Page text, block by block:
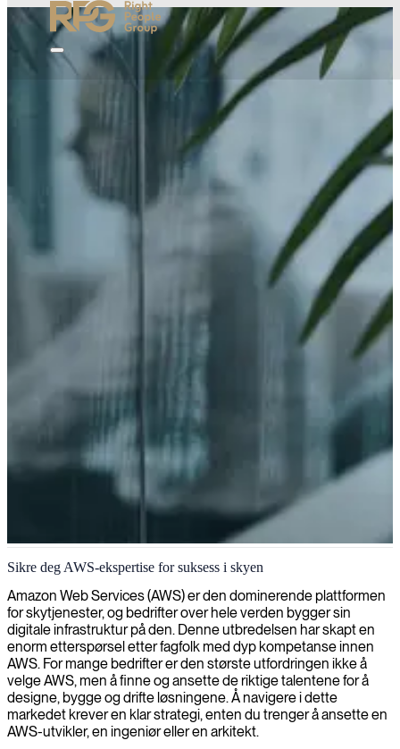
AWS-sertifisert utviklerkompetanse
Vi tilbyr sertifiserte AWS-utviklere for å optimalisere dine
skyløsninger og akselerere utvikling i Amazon Web Services-
miljøer.
Sikre deg AWS-ekspertise for suksess i skyen
Amazon Web Services (AWS) er den dominerende plattformen
for skytjenester, og bedrifter over hele verden bygger sin
digitale infrastruktur på den. Denne utbredelsen har skapt en
enorm etterspørsel etter fagfolk med dyp kompetanse innen
AWS. For mange bedrifter er den største utfordringen ikke å
velge AWS, men å finne og ansette de riktige talentene for å
designe, bygge og drifte løsningene. Å navigere i dette
markedet krever en klar strategi, enten du trenger å ansette en
AWS-utvikler, en ingeniør eller en arkitekt.